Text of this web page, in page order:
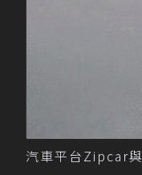
汽車平台Zipcar